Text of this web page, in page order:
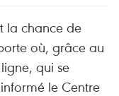
la chance de
où, grâce au
qui se
le Centre